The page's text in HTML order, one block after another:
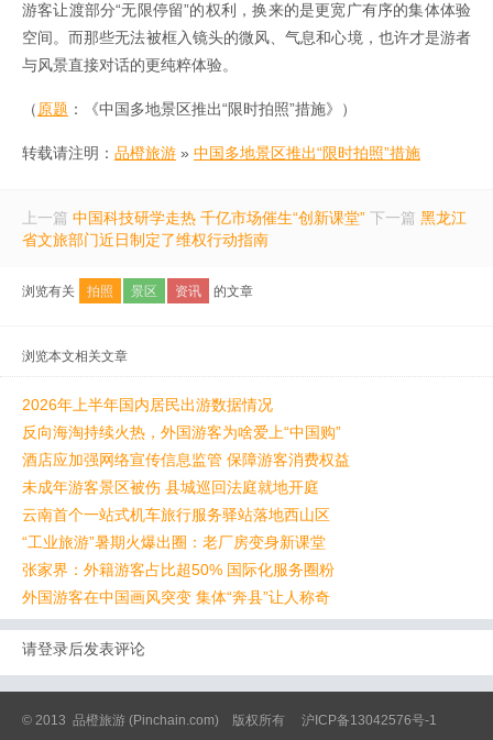
游客让渡部分“无限停留”的权利，换来的是更宽广有序的集体体验
空间。而那些无法被框入镜头的微风、气息和心境，也许才是游者
与风景直接对话的更纯粹体验。
（原题 ：《中国多地景区推出“限时拍照”措施》）
转载请注明： 品橙旅游 » 中国多地景区推出“限时拍照”措施
上一篇 中国科技研学走热 千亿市场催生“创新课堂” 下一篇 黑龙江
省文旅部门近日制定了维权行动指南
浏览有关 拍照 景区 资讯 的文章
浏览本文相关文章
2026年上半年国内居民出游数据情况
反向海淘持续火热，外国游客为啥爱上“中国购”
酒店应加强网络宣传信息监管 保障游客消费权益
未成年游客景区被伤 县城巡回法庭就地开庭
云南首个一站式机车旅行服务驿站落地西山区
“工业旅游”暑期火爆出圈：老厂房变身新课堂
张家界：外籍游客占比超50% 国际化服务圈粉
外国游客在中国画风突变 集体“奔县”让人称奇
请登录后发表评论
© 2013 品橙旅游 (Pinchain.com) 版权所有 沪ICP备13042576号-1